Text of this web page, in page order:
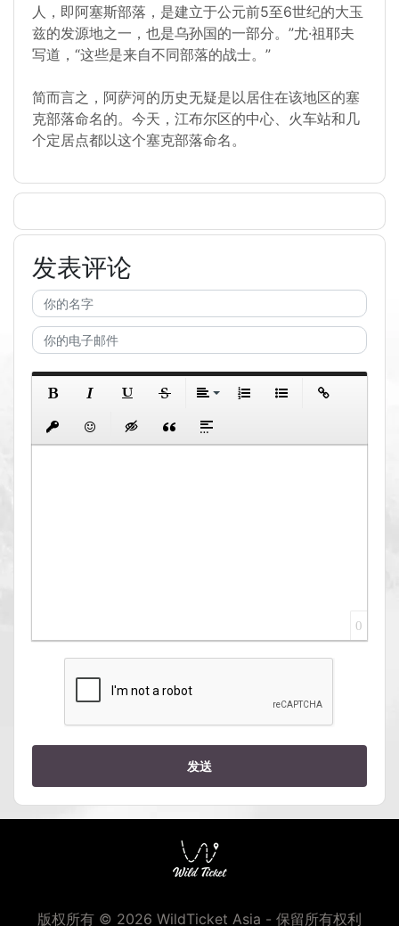
人，即阿塞斯部落，是建立于公元前5至6世纪的大玉
兹的发源地之一，也是乌孙国的一部分。”尤·祖耶夫
写道，“这些是来自不同部落的战士。”
简而言之，阿萨河的历史无疑是以居住在该地区的塞
克部落命名的。今天，江布尔区的中心、火车站和几
个定居点都以这个塞克部落命名。
发表评论
0
发送
版权所有 © 2026 WildTicket Asia - 保留所有权利